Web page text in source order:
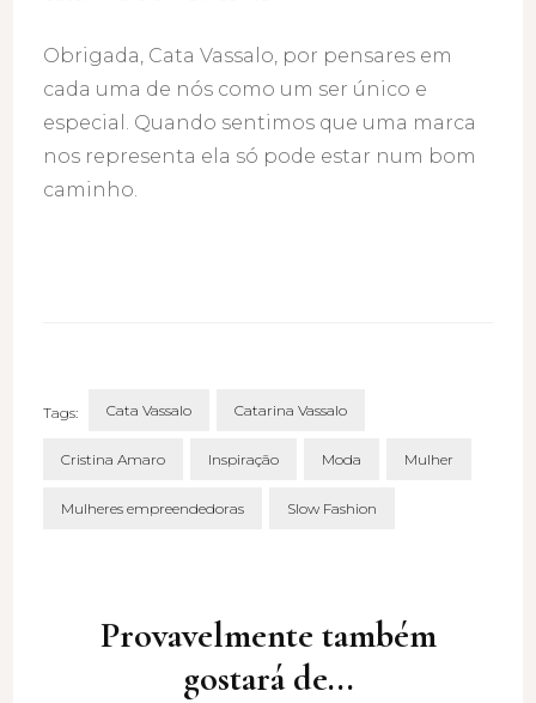
Obrigada, Cata Vassalo, por pensares em
cada uma de nós como um ser único e
especial. Quando sentimos que uma marca
nos representa ela só pode estar num bom
caminho.
Tags: Cata Vassalo Catarina Vassalo
Cristina Amaro Inspiração Moda Mulher
Mulheres empreendedoras Slow Fashion
Provavelmente também
gostará de...